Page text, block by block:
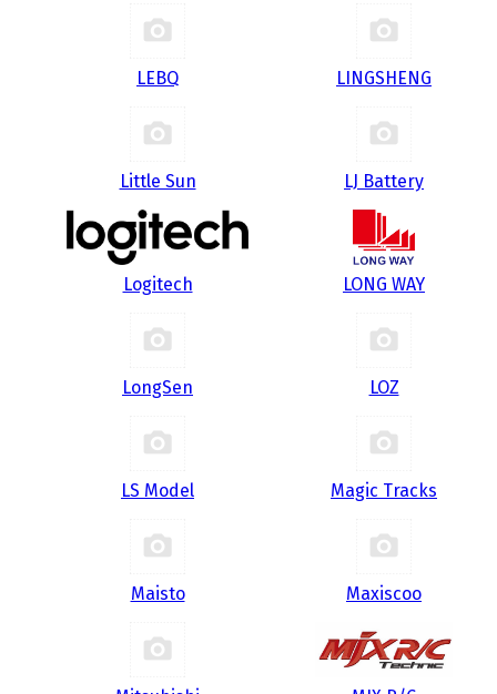
LEBQ LINGSHENG
Little Sun LJ Battery
Logitech LONG WAY
LongSen LOZ
LS Model Magic Tracks
Maisto Maxiscoo